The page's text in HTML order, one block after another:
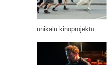
unikālu kinoprojektu...